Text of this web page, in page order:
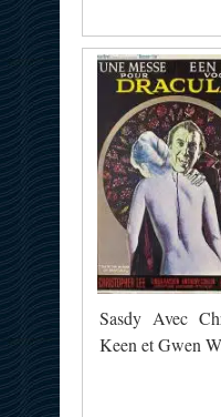
Sasdy Avec
Keen et Gwen